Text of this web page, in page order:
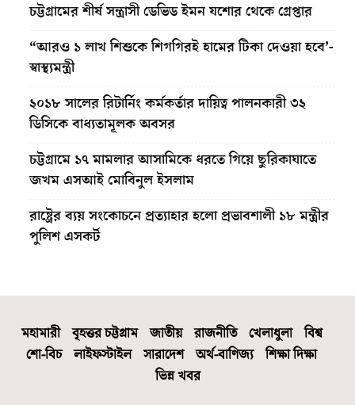
চট্টগ্রামের শীর্ষ সন্ত্রাসী ডেভিড ইমন যশোর থেকে গ্রেপ্তার
“আরও ১ লাখ শিশুকে শিগগিরই হামের টিকা দেওয়া হবে’-
স্বাস্থ্যমন্ত্রী
২০১৮ সালের রিটার্নিং কর্মকর্তার দায়িত্ব পালনকারী ৩২
ডিসিকে বাধ্যতামূলক অবসর
চট্টগ্রামে ১৭ মামলার আসামিকে ধরতে গিয়ে ছুরিকাঘাতে
জখম এসআই মোবিনুল ইসলাম
রাষ্ট্রের ব্যয় সংকোচনে প্রত্যাহার হলো প্রভাবশালী ১৮ মন্ত্রীর
পুলিশ এসকর্ট
মহামারী বৃহত্তর চট্টগ্রাম জাতীয় রাজনীতি খেলাধুলা
বিশ্ব
শো-বিচ
লাইফস্টাইল সারাদেশ অর্থ-বাণিজ্য
শিক্ষা দিক্ষা
ভিন্ন খবর